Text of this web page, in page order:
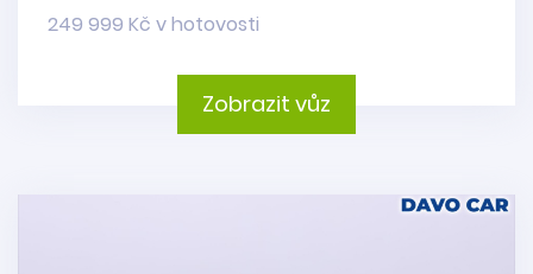
249 999 Kč v hotovosti
Zobrazit vůz